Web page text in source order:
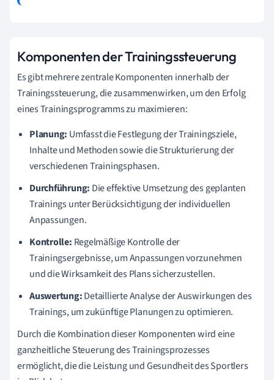
Komponenten der Trainingssteuerung
Es gibt mehrere zentrale Komponenten innerhalb der
Trainingssteuerung, die zusammenwirken, um den Erfolg
eines Trainingsprogramms zu maximieren:
Planung: Umfasst die Festlegung der Trainingsziele,
Inhalte und Methoden sowie die Strukturierung der
verschiedenen Trainingsphasen.
Durchführung: Die effektive Umsetzung des geplanten
Trainings unter Berücksichtigung der individuellen
Anpassungen.
Kontrolle: Regelmäßige Kontrolle der
Trainingsergebnisse, um Anpassungen vorzunehmen
und die Wirksamkeit des Plans sicherzustellen.
Auswertung:Detaillierte Analyse der Auswirkungen des
Trainings, um zukünftige Planungen zu optimieren.
Durch die Kombination dieser Komponenten wird eine
ganzheitliche Steuerung des Trainingsprozesses
ermöglicht, die die Leistung und Gesundheit des Sportlers